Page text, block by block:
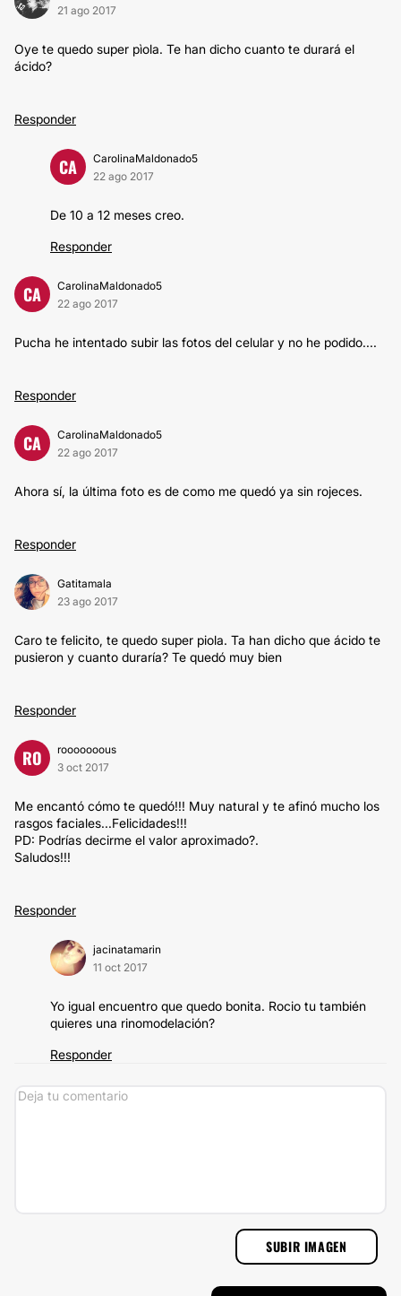
21 ago 2017
Oye te quedo super pìola. Te han dicho cuanto te durará el
ácido?
Responder
CA
CarolinaMaldonado5
22 ago 2017
De 10 a 12 meses creo.
Responder
CA
CarolinaMaldonado5
22 ago 2017
Pucha he intentado subir las fotos del celular y no he podido....
Responder
CA
CarolinaMaldonado5
22 ago 2017
Ahora sí, la última foto es de como me quedó ya sin rojeces.
Responder
Gatitamala
23 ago 2017
Caro te felicito, te quedo super piola. Ta han dicho que ácido te
pusieron y cuanto duraría? Te quedó muy bien
Responder
RO
rooooooous
3 oct 2017
Me encantó cómo te quedó!!! Muy natural y te afinó mucho los
rasgos faciales...Felicidades!!!
PD: Podrías decirme el valor aproximado?.
Saludos!!!
Responder
jacinatamarin
11 oct 2017
Yo igual encuentro que quedo bonita. Rocio tu también
quieres una rinomodelación?
Responder
SUBIR IMAGEN